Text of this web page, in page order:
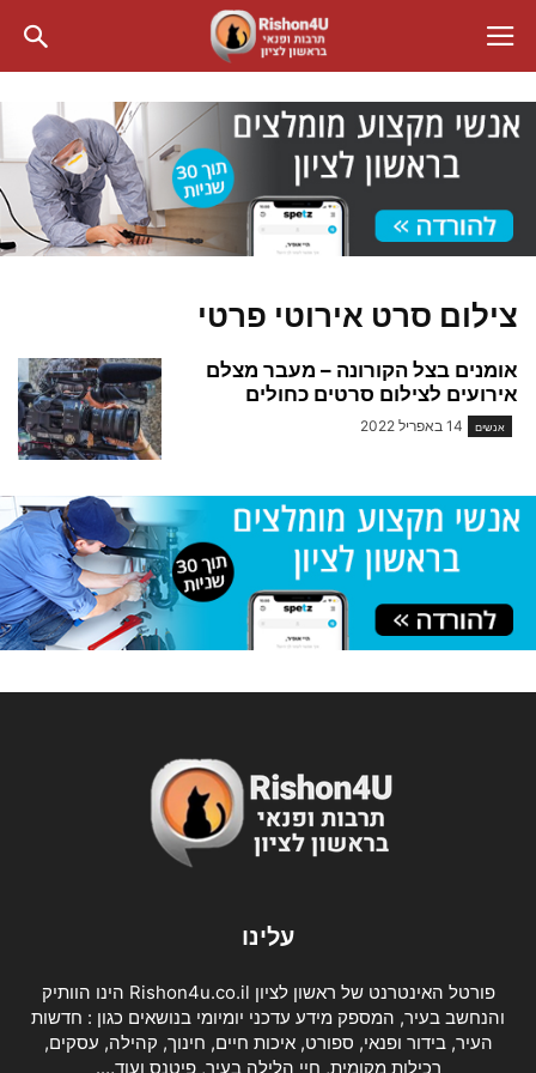
צילום סרט אירוטי פרטי
אומנים בצל הקורונה – מעבר מצלם
אירועים לצילום סרטים כחולים
אנשים 14 באפריל 2022
עלינו
פורטל האינטרנט של ראשון לציון Rishon4u.co.il הינו הוותיק
והנחשב בעיר, המספק מידע עדכני יומיומי בנושאים כגון : חדשות
העיר, בידור ופנאי, ספורט, איכות חיים, חינוך, קהילה, עסקים,
רכילות מקומית, חיי הלילה בעיר, פיטנס ועוד….